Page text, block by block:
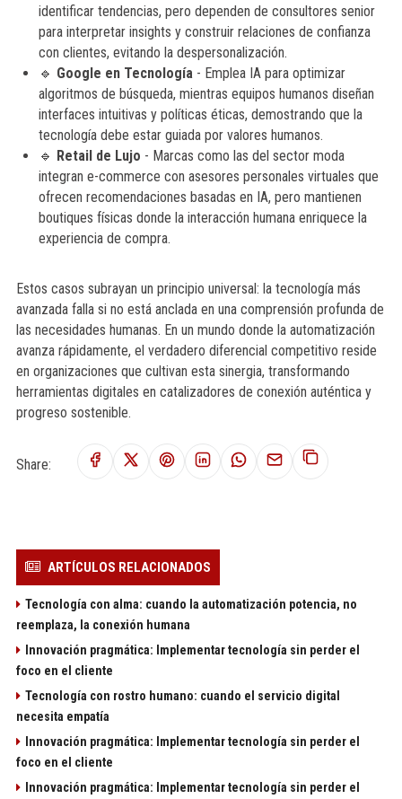
identificar tendencias, pero dependen de consultores senior
para interpretar insights y construir relaciones de confianza
con clientes, evitando la despersonalización.
🔹 Google en Tecnología- Emplea IA para optimizar
algoritmos de búsqueda, mientras equipos humanos diseñan
interfaces intuitivas y políticas éticas, demostrando que la
tecnología debe estar guiada por valores humanos.
🔹 Retail de Lujo - Marcas como las del sector moda
integran e-commerce con asesores personales virtuales que
ofrecen recomendaciones basadas en IA, pero mantienen
boutiques físicas donde la interacción humana enriquece la
experiencia de compra.
Estos casos subrayan un principio universal: la tecnología más
avanzada falla si no está anclada en una comprensión profunda de
las necesidades humanas. En un mundo donde la automatización
avanza rápidamente, el verdadero diferencial competitivo reside
en organizaciones que cultivan esta sinergia, transformando
herramientas digitales en catalizadores de conexión auténtica y
progreso sostenible.
Share:
ARTÍCULOS RELACIONADOS
Tecnología con alma: cuando la automatización potencia, no
reemplaza, la conexión humana
Innovación pragmática: Implementar tecnología sin perder el
foco en el cliente
Tecnología con rostro humano: cuando el servicio digital
necesita empatía
Innovación pragmática: Implementar tecnología sin perder el
foco en el cliente
Innovación pragmática: Implementar tecnología sin perder el